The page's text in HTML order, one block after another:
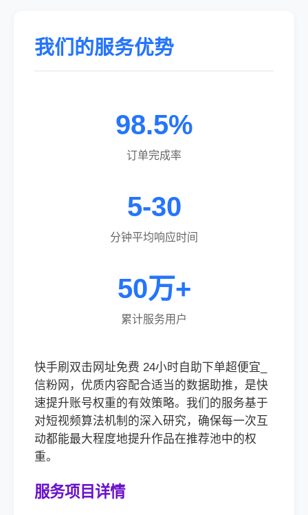
我们的服务优势
98.5%
订单完成率
5-30
分钟平均响应时间
50万+
累计服务用户
快手刷双击网址免费 24小时自助下单超便宜_
信粉网，优质内容配合适当的数据助推，是快
速提升账号权重的有效策略。我们的服务基于
对短视频算法机制的深入研究，确保每一次互
动都能最大程度地提升作品在推荐池中的权
重。
服务项目详情